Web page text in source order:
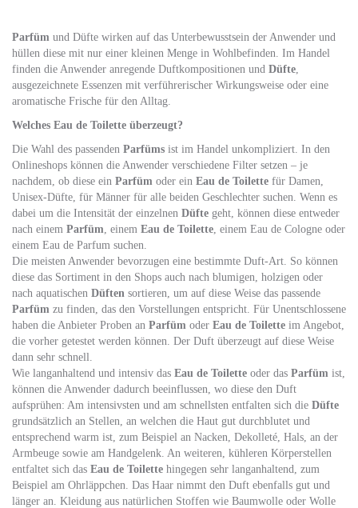
Parfüm und Düfte wirken auf das Unterbewusstsein der Anwender und
hüllen diese mit nur einer kleinen Menge in Wohlbefinden. Im Handel
finden die Anwender anregende Duftkompositionen und Düfte,
ausgezeichnete Essenzen mit verführerischer Wirkungsweise oder eine
aromatische Frische für den Alltag.
Welches Eau de Toilette überzeugt?
Die Wahl des passenden Parfüms ist im Handel unkompliziert. In den
Onlineshops können die Anwender verschiedene Filter setzen – je
nachdem, ob diese ein Parfüm oder ein Eau de Toilette für Damen,
Unisex-Düfte, für Männer für alle beiden Geschlechter suchen. Wenn es
dabei um die Intensität der einzelnen Düfte geht, können diese entweder
nach einem Parfüm, einem Eau de Toilette, einem Eau de Cologne oder
einem Eau de Parfum suchen.
Die meisten Anwender bevorzugen eine bestimmte Duft-Art. So können
diese das Sortiment in den Shops auch nach blumigen, holzigen oder
nach aquatischen Düften sortieren, um auf diese Weise das passende
Parfüm zu finden, das den Vorstellungen entspricht. Für Unentschlossene
haben die Anbieter Proben an Parfüm oder Eau de Toilette im Angebot,
die vorher getestet werden können. Der Duft überzeugt auf diese Weise
dann sehr schnell.
Wie langanhaltend und intensiv das Eau de Toilette oder das Parfüm ist,
können die Anwender dadurch beeinflussen, wo diese den Duft
aufsprühen: Am intensivsten und am schnellsten entfalten sich die Düfte
grundsätzlich an Stellen, an welchen die Haut gut durchblutet und
entsprechend warm ist, zum Beispiel an Nacken, Dekolleté, Hals, an der
Armbeuge sowie am Handgelenk. An weiteren, kühleren Körperstellen
entfaltet sich das Eau de Toilette hingegen sehr langanhaltend, zum
Beispiel am Ohrläppchen. Das Haar nimmt den Duft ebenfalls gut und
länger an. Kleidung aus natürlichen Stoffen wie Baumwolle oder Wolle